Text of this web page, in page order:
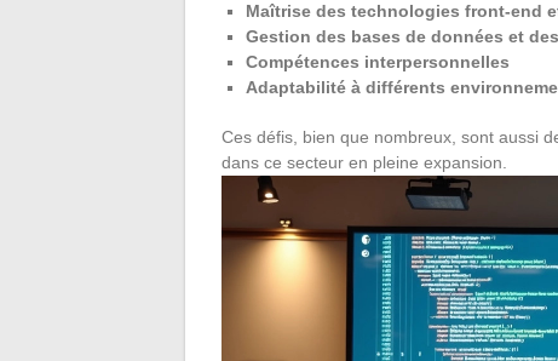
Maîtrise des technologies front-end
Gestion des bases de données et
Compétences interpersonnelles
Adaptabilité à différents
Ces défis, bien que nombreux, sont aussi
dans ce secteur en pleine expansion.